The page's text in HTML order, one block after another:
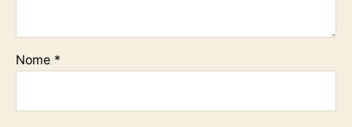
Nome *